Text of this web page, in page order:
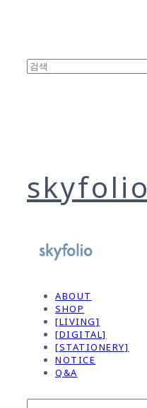
skyfolio
ABOUT
SHOP
[LIVING]
[DIGITAL]
[STATIONERY]
NOTICE
Q&A